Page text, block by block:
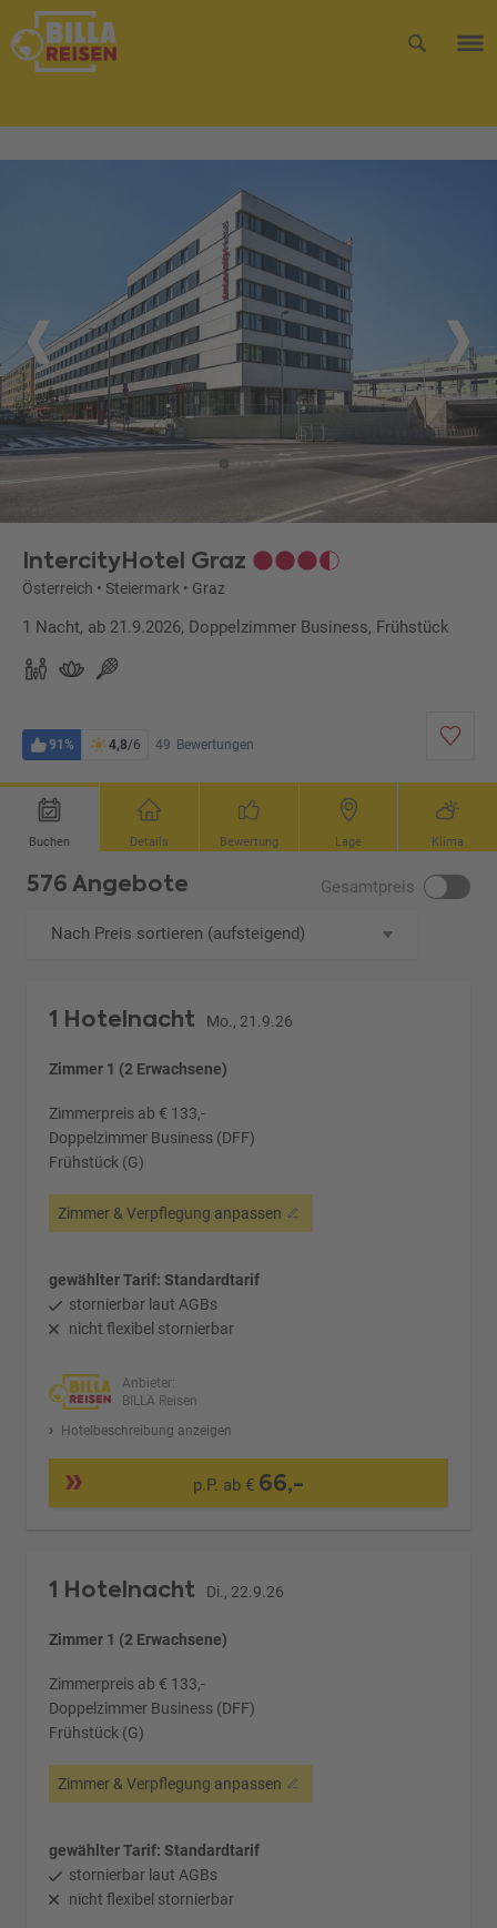
IntercityHotel Graz
Österreich • Steiermark • Graz
1 Nacht, ab 21.9.2026, Doppelzimmer Business, Frühstück
91% 4,8/6 49 Bewertungen
Buchen Details Bewertung Lage Klima
576 Angebote Gesamtpreis
Nach Preis sortieren (aufsteigend)
1 Hotelnacht Mo., 21.9.26
Zimmer 1 (2 Erwachsene)
Zimmerpreis ab € 133,-
Doppelzimmer Business (DFF)
Frühstück (G)
Zimmer & Verpflegung anpassen
gewählter Tarif: Standardtarif
stornierbar laut AGBs
nicht flexibel stornierbar
Anbieter:
BILLA Reisen
Hotelbeschreibung anzeigen
p.P. ab € 66,-
1 Hotelnacht Di., 22.9.26
Zimmer 1 (2 Erwachsene)
Zimmerpreis ab € 133,-
Doppelzimmer Business (DFF)
Frühstück (G)
Zimmer & Verpflegung anpassen
gewählter Tarif: Standardtarif
stornierbar laut AGBs
nicht flexibel stornierbar